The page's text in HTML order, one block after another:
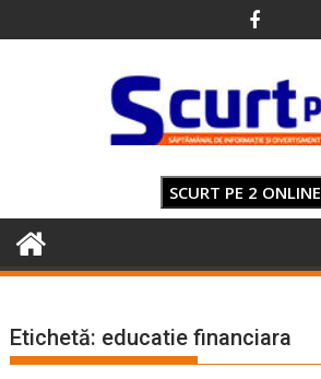
to
SCURT PE 2 ONLINE
Etichetă: educatie financiara